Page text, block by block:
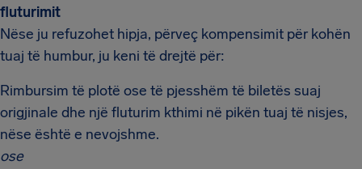
fluturimit
Nëse ju refuzohet hipja, përveç kompensimit për kohën
tuaj të humbur, ju keni të drejtë për:
Rimbursim të plotë ose të pjesshëm të biletës suaj
origjinale dhe një fluturim kthimi në pikën tuaj të nisjes,
nëse është e nevojshme.
ose